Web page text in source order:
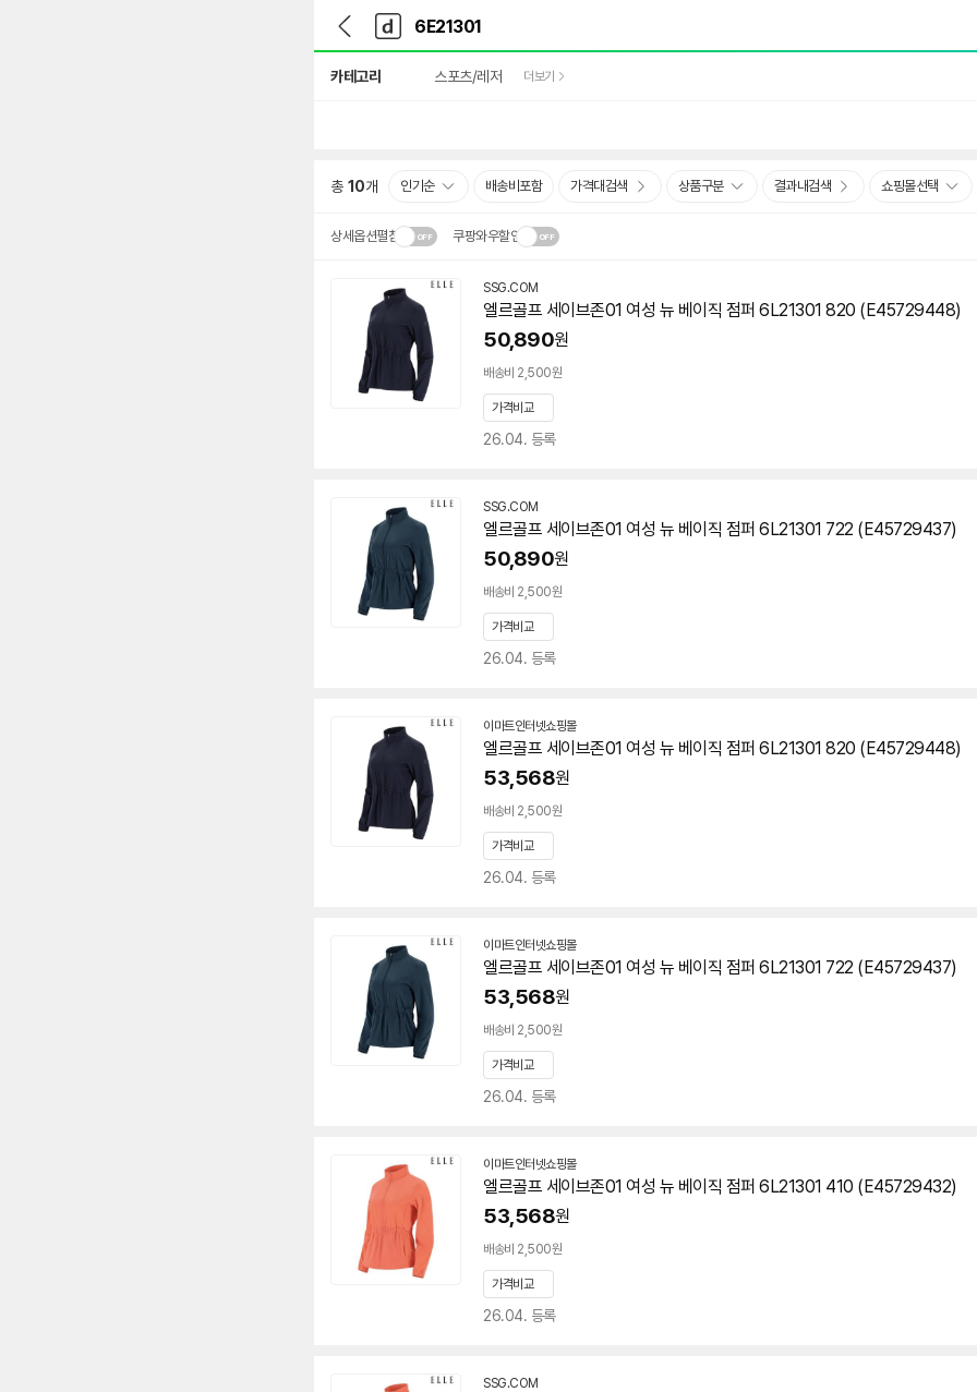
다
나
와
가
기
다
와
메
인
카테고리 스포츠/레저 더보기
총 10개 인기순 배송비포함 가격대검색 상품구분 결과내검색 쇼핑몰선택
상세옵션펼침 쿠팡와우할인
설치 환경·지역에 따라
배송·설치비가 달라집니다.닫
기
SSG.COM
엘르골프 세이브존01 여성 뉴 베이직 점퍼 6L21301 820 (E45729448)
50,890원
배송비 2,500원
가격비교
26.04. 등록
SSG.COM
엘르골프 세이브존01 여성 뉴 베이직 점퍼 6L21301 722 (E45729437)
50,890원
배송비 2,500원
가격비교
26.04. 등록
이마트인터넷쇼핑몰
엘르골프 세이브존01 여성 뉴 베이직 점퍼 6L21301 820 (E45729448)
53,568원
배송비 2,500원
가격비교
26.04. 등록
이마트인터넷쇼핑몰
엘르골프 세이브존01 여성 뉴 베이직 점퍼 6L21301 722 (E45729437)
53,568원
배송비 2,500원
가격비교
26.04. 등록
이마트인터넷쇼핑몰
엘르골프 세이브존01 여성 뉴 베이직 점퍼 6L21301 410 (E45729432)
53,568원
배송비 2,500원
가격비교
26.04. 등록
SSG.COM